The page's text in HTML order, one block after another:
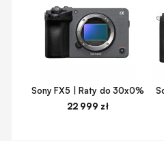
Sony FX5 | Raty do 30x0%
22 999 zł